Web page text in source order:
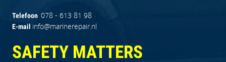
Telefoon 078 - 613 81 98
E-mail info@marinerepair.nl
SAFETY MATTERS